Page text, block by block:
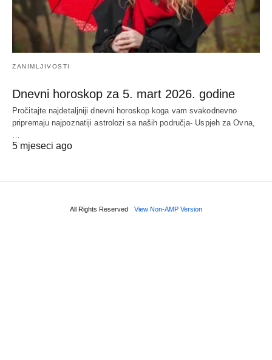
ZANIMLJIVOSTI
Dnevni horoskop za 5. mart 2026. godine
Pročitajte najdetaljniji dnevni horoskop koga vam svakodnevno
pripremaju najpoznatiji astrolozi sa naših područja- Uspjeh za Ovna,
…
5 mjeseci ago
All Rights Reserved View Non-AMP Version